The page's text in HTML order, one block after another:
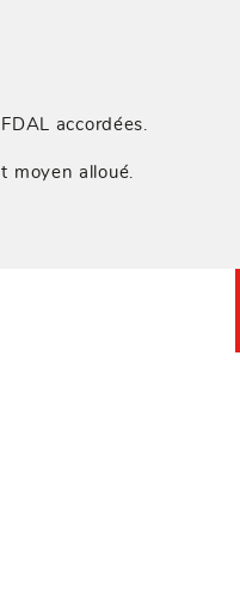
accordées.
moyen alloué.